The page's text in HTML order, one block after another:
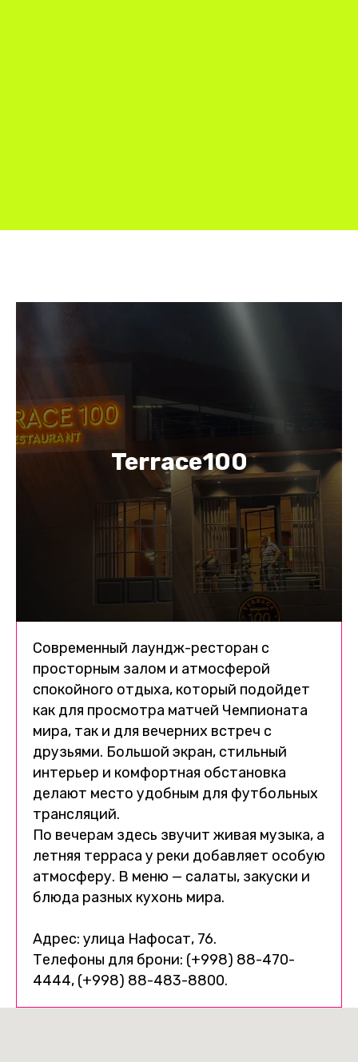
Terrace100
Современный лаундж-ресторан с
просторным залом и атмосферой
спокойного отдыха, который подойдет
как для просмотра матчей Чемпионата
мира, так и для вечерних встреч с
друзьями. Большой экран, стильный
интерьер и комфортная обстановка
делают место удобным для футбольных
трансляций.
По вечерам здесь звучит живая музыка, а
летняя терраса у реки добавляет особую
атмосферу. В меню — салаты, закуски и
блюда разных кухонь мира.
Адрес: улица Нафосат, 76.
Телефоны для брони: (+998) 88-470-
4444, (+998) 88-483-8800.